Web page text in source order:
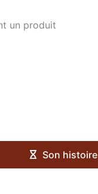
un produit
Son histoire